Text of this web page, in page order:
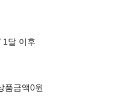
1달 이후
품금액0원